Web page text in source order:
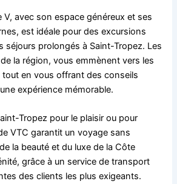
V, avec son espace généreux et ses
est idéale pour des excursions
séjours prolongés à Saint-Tropez. Les
la région, vous emmènent vers les
tout en vous offrant des conseils
expérience mémorable.
Tropez pour le plaisir ou pour
VTC garantit un voyage sans
la beauté et du luxe de la Côte
grâce à un service de transport
des clients les plus exigeants.